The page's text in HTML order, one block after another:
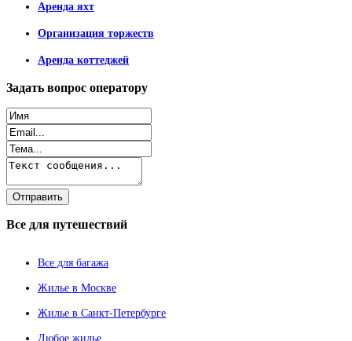
Аренда яхт
Организация торжеств
Аренда коттеджей
Задать вопрос оператору
Все для путешествий
Все для багажа
Жилье в Москве
Жилье в Санкт-Петербурге
Любое жилье